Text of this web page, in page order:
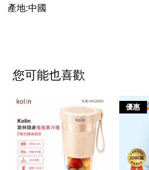
產地:中國
您可能也喜歡
優惠